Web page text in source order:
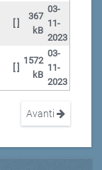
367
kB
03-
11-
2023
1572
kB
03-
11-
2023
Avanti